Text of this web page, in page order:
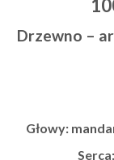
Drzewno –
Głowy: